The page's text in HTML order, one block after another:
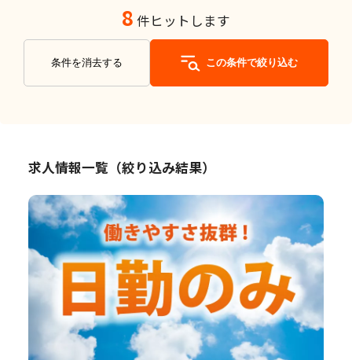
8 件ヒットします
条件を消去する この条件で絞り込む
求人情報一覧（絞り込み結果）